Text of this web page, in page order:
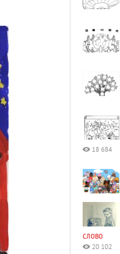
18 684
слово
20 102